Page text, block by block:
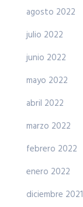
agosto 2022
julio 2022
junio 2022
mayo 2022
abril 2022
marzo 2022
febrero 2022
enero 2022
diciembre 2021